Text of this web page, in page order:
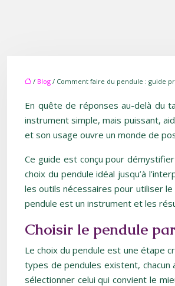
/ Blog / Comment faire du pendule : guide
En quête de réponses au-delà du
instrument simple, mais puissant,
et son usage ouvre un monde de
Ce guide est conçu pour
choix du pendule idéal jusqu’à
les outils nécessaires pour utiliser
pendule est un instrument et les
Choisir le pendule
Le choix du pendule est une étape
types de pendules existent,
sélectionner celui qui convient le